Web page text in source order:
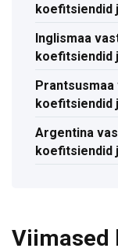
koefitsiendid
Inglismaa
koefitsiendid
Prantsusmaa
koefitsiendid
Argentina
koefitsiendid
Viimased